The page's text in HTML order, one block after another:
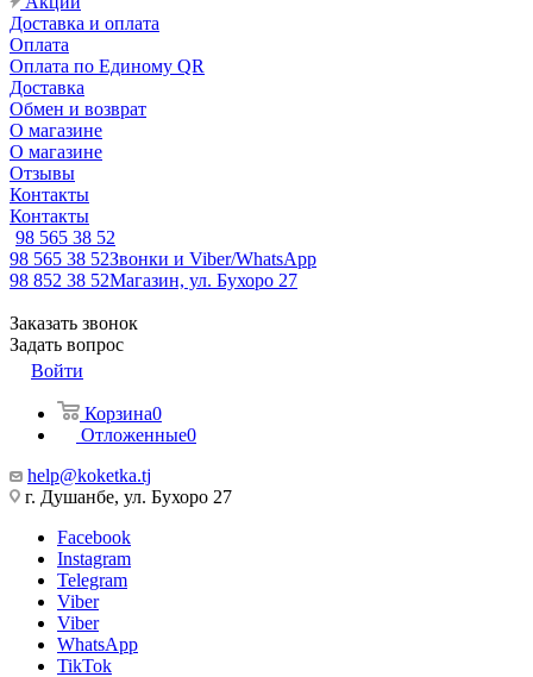
Доставка и оплата
Оплата
Оплата по Единому QR
Доставка
Обмен и возврат
О магазине
О магазине
Отзывы
Контакты
Контакты
98 565 38 52
98 565 38 52Звонки и Viber/WhatsApp
98 852 38 52Магазин, ул. Бухоро 27
Заказать звонок
Задать вопрос
Войти
Корзина0
Отложенные0
help@koketka.tj
г. Душанбе, ул. Бухоро 27
Facebook
Instagram
Telegram
Viber
Viber
WhatsApp
TikTok